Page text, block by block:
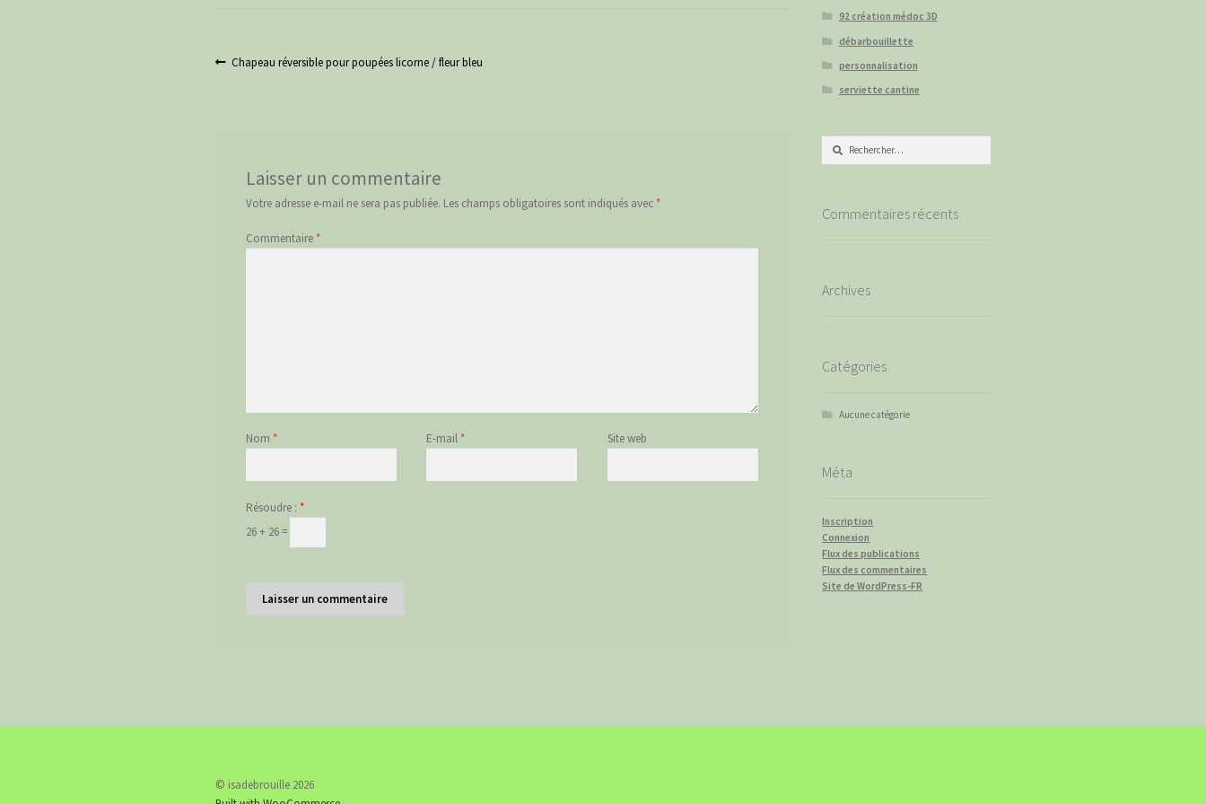
Navigation
Article
Chapeau réversible pour poupées licorne / fleur bleu
Laisser un commentaire
Votre adresse e-mail ne sera pas publiée. Les champs obligatoires sont indiqués avec *
Commentaire *
Nom * E-mail * Site web
Résoudre : *
26 + 26 =
92 création médoc 3D
débarbouillette
personnalisation
serviette cantine
Commentaires récents
Archives
Catégories
Aucune catégorie
Méta
Inscription
Connexion
Flux des publications
Flux des commentaires
Site de WordPress-FR
© isadebrouille 2026